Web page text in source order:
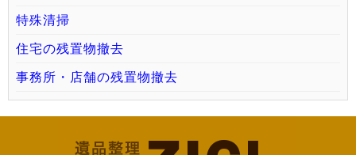
特殊清掃
住宅の残置物撤去
事務所・店舗の残置物撤去